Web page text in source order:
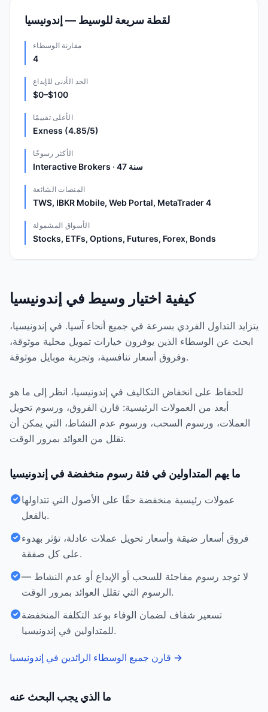
لقطة سريعة للوسيط — إندونيسيا
مقارنة الوسطاء
4
الحد الأدنى للإيداع
$0–$100
الأعلى تقييمًا
Exness (4.85/5)
الأكثر رسوخًا
Interactive Brokers · 47 سنة
المنصات الشائعة
TWS, IBKR Mobile, Web Portal, MetaTrader 4
الأسواق المشمولة
Stocks, ETFs, Options, Futures, Forex, Bonds
كيفية اختيار وسيط في إندونيسيا
يتزايد التداول الفردي بسرعة في جميع أنحاء آسيا. في إندونيسيا،
ابحث عن الوسطاء الذين يوفرون خيارات تمويل محلية موثوقة،
وفروق أسعار تنافسية، وتجربة موبايل موثوقة.
للحفاظ على انخفاض التكاليف في إندونيسيا، انظر إلى ما هو
أبعد من العمولات الرئيسية: قارن الفروق، ورسوم تحويل
العملات، ورسوم السحب، ورسوم عدم النشاط، التي يمكن أن
تقلل من العوائد بمرور الوقت.
ما يهم المتداولين في فئة رسوم منخفضة في إندونيسيا
عمولات رئيسية منخفضة حقًا على الأصول التي تتداولها
بالفعل.
فروق أسعار ضيقة وأسعار تحويل عملات عادلة، تؤثر بهدوء
على كل صفقة.
لا توجد رسوم مفاجئة للسحب أو الإيداع أو عدم النشاط —
الرسوم التي تقلل العوائد بمرور الوقت.
تسعير شفاف لضمان الوفاء بوعد التكلفة المنخفضة
للمتداولين في إندونيسيا.
قارن جميع الوسطاء الرائدين في إندونيسيا →
ما الذي يجب البحث عنه